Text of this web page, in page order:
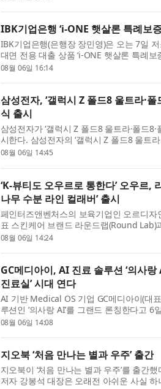
IBK기업은행 ‘i-ONE 햇살론 특례보
IBK기업은행(은행장 장민영)은 오는 7일
대면 전용 대출 상품 ‘i-ONE 햇살론 특례
한 대면 전용 상품 ‘IBK햇살론 특례보증’에
08월 06일 16:14
삼성전자, ‘갤럭시 Z 폴드8 울트라·폴
식 출시
삼성전자가 ‘갤럭시 Z 폴드8 울트라·폴드
시한다. 삼성전자의 ‘갤럭시 Z 폴드8 울트
행된 사전 판매에서 갤럭시 스마트폰 최고
08월 06일 14:45
‘K-뷰티도 오우르로 통한다’ 오우르,
나무 수분 라인 컬래버’ 출시
페인터즈앤벤처스의 보육기업인 오르디자
표 스킨케어 브랜드 라운드랩(Round
션을 선보인다. 이번 협업은 한국 스킨케
08월 06일 14:24
GC메디아이, AI 진료 솔루션 ‘의사
진료실’ 시대 연다
AI 기반 Medical OS 기업 GC메디아이(대
루션인 ‘의사랑 AI’를 그랜드 론칭한다고 6
건 아래, 국내 시장 점유율 1위 전자차트
08월 06일 14:08
지오북 ‘처음 만나는 별과 우주’ 출간
지오북이 ‘처음 만나는 별과 우주’를 출간
저자 강봉석 대장은 오래전 아쉬운 사실